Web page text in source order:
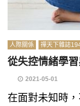
人際關係 禪天下雜誌
從失控情緒學
2021-05-01
在面對未知時